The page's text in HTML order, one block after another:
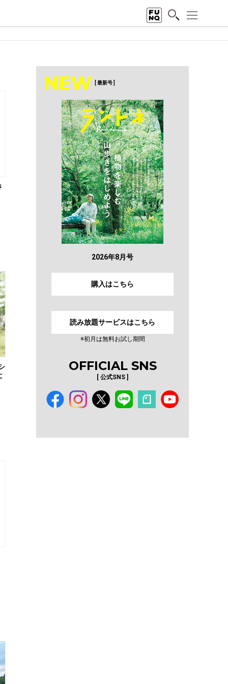
NEW [ 最新号 ]
2026年8月号
購入はこちら
読み放題サービスはこちら
※初月は無料お試し期間
OFFICIAL SNS
[ 公式SNS ]